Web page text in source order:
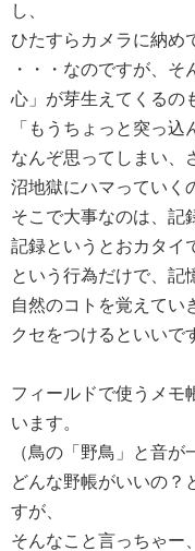
し、
ひたすらカメラに納め
・・・なのですが、
心」が芽生えてくるの
「もうちょっと突っ込
なんぞ思ってしまい、
沼地獄にハマっていく
そこで大事なのは、記
記録というとおカタイ
という行為だけで、記
自然のコトを覚えてい
クセをつけるといいで
フィールドで使うメモ
います。
（鳥の「野鳥」と音が
どんな野帳がいいの？
すが、
そんなこと言っちゃー